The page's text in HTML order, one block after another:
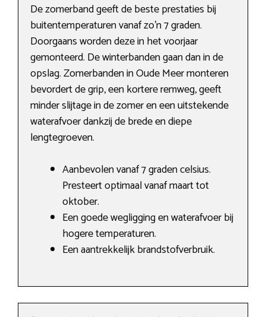
De zomerband geeft de beste prestaties bij
buitentemperaturen vanaf zo’n 7 graden.
Doorgaans worden deze in het voorjaar
gemonteerd. De winterbanden gaan dan in de
opslag. Zomerbanden in Oude Meer monteren
bevordert de grip, een kortere remweg, geeft
minder slijtage in de zomer en een uitstekende
waterafvoer dankzij de brede en diepe
lengtegroeven.
Aanbevolen vanaf 7 graden celsius.
Presteert optimaal vanaf maart tot
oktober.
Een goede wegligging en waterafvoer bij
hogere temperaturen.
Een aantrekkelijk brandstofverbruik.